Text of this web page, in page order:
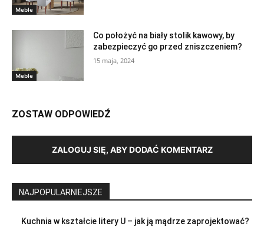
Meble
Meble
Co położyć na biały stolik kawowy, by
zabezpieczyć go przed zniszczeniem?
15 maja, 2024
ZOSTAW ODPOWIEDŹ
ZALOGUJ SIĘ, ABY DODAĆ KOMENTARZ
NAJPOPULARNIEJSZE
Kuchnia w kształcie litery U – jak ją mądrze zaprojektować?